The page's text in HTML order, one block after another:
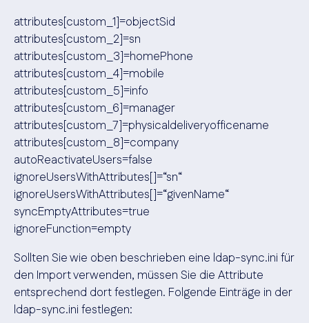
attributes[custom_1]=objectSid
attributes[custom_2]=sn
attributes[custom_3]=homePhone
attributes[custom_4]=mobile
attributes[custom_5]=info
attributes[custom_6]=manager
attributes[custom_7]=physicaldeliveryofficename
attributes[custom_8]=company
autoReactivateUsers=false
ignoreUsersWithAttributes[]=“sn“
ignoreUsersWithAttributes[]=“givenName“
syncEmptyAttributes=true
ignoreFunction=empty
Sollten Sie wie oben beschrieben eine ldap-sync.ini für
den Import verwenden, müssen Sie die Attribute
entsprechend dort festlegen. Folgende Einträge in der
ldap-sync.ini festlegen: